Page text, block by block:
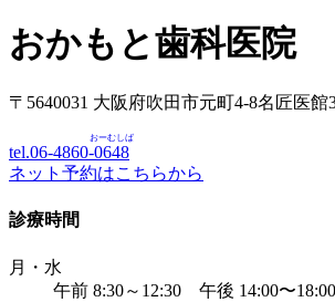
おかもと歯科医院
〒5640031 大阪府吹田市元町4-8名匠医館
tel.06-4860-0648
おーむしば
ネット予約はこちらから
診療時間
月・水
午前 8:30～12:30 午後 14:00〜18:00